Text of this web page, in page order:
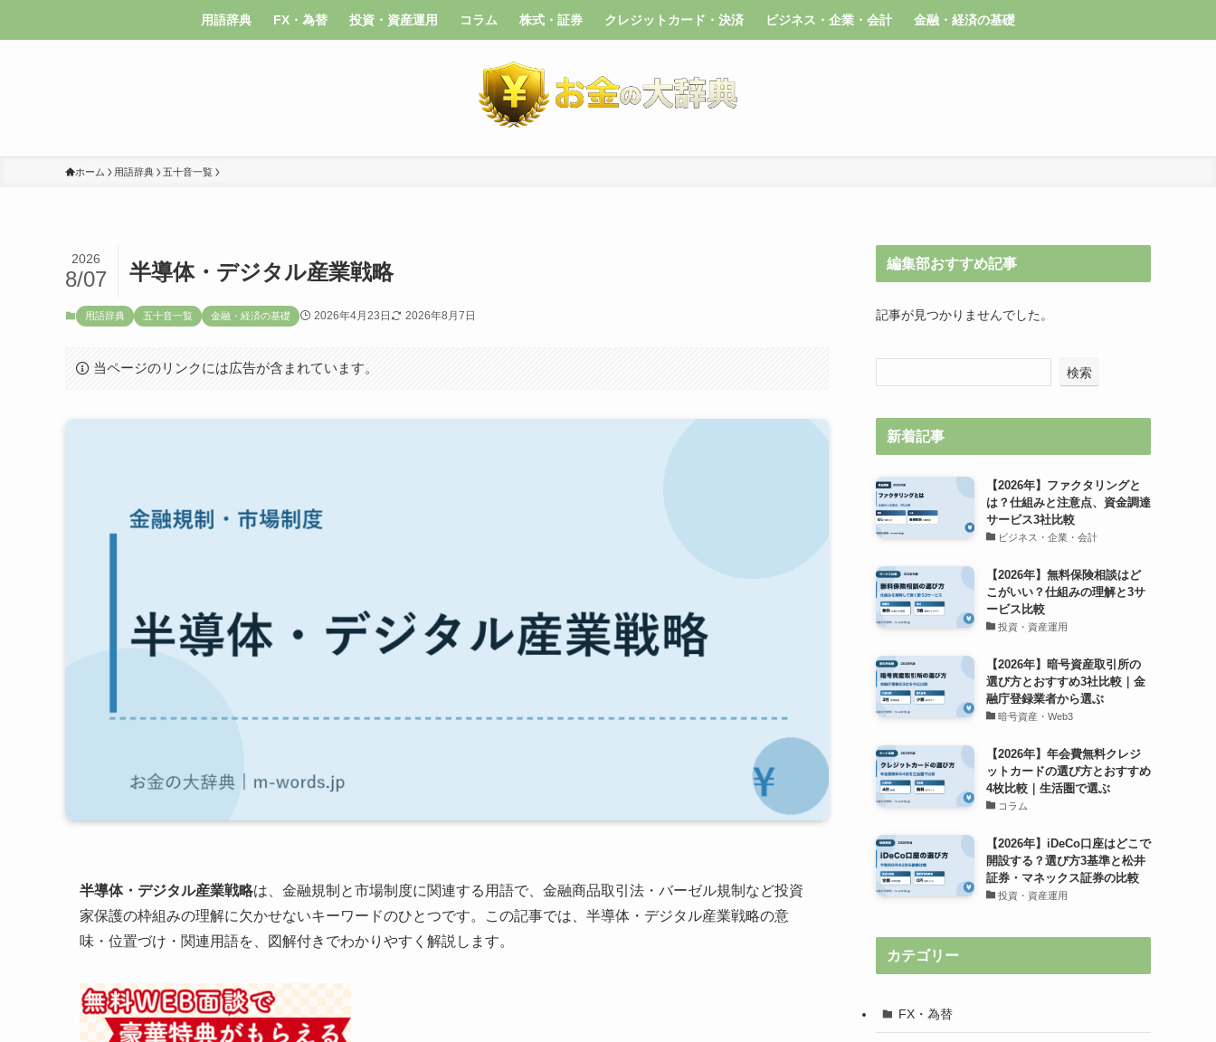
用語辞典 FX・為替 投資・資産運用 コラム 株式・証券 クレジットカード・決済 ビジネス・企業・会計 金融・経済の基礎
ホーム 用語辞典 五十音一覧
半導体・デジタル産業戦略
2026
8/07
用語辞典 五十音一覧 金融・経済の基礎 2026年4月23日 2026年8月7日
当ページのリンクには広告が含まれています。
半導体・デジタル産業戦略は、金融規制と市場制度に関連する用語で、金融商品取引法・バーゼル規制など投資
家保護の枠組みの理解に欠かせないキーワードのひとつです。この記事では、半導体・デジタル産業戦略の意
味・位置づけ・関連用語を、図解付きでわかりやすく解説します。
編集部おすすめ記事
記事が見つかりませんでした。
検索
新着記事
【2026年】ファクタリングと
は？仕組みと注意点、資金調達
サービス3社比較
ビジネス・企業・会計
【2026年】無料保険相談はど
こがいい？仕組みの理解と3サ
ービス比較
投資・資産運用
【2026年】暗号資産取引所の
選び方とおすすめ3社比較｜金
融庁登録業者から選ぶ
暗号資産・Web3
【2026年】年会費無料クレジ
ットカードの選び方とおすすめ
4枚比較｜生活圏で選ぶ
コラム
【2026年】iDeCo口座はどこで
開設する？選び方3基準と松井
証券・マネックス証券の比較
投資・資産運用
カテゴリー
FX・為替